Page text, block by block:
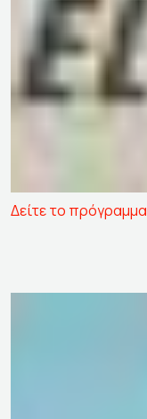
Δείτε το πρόγραμμα